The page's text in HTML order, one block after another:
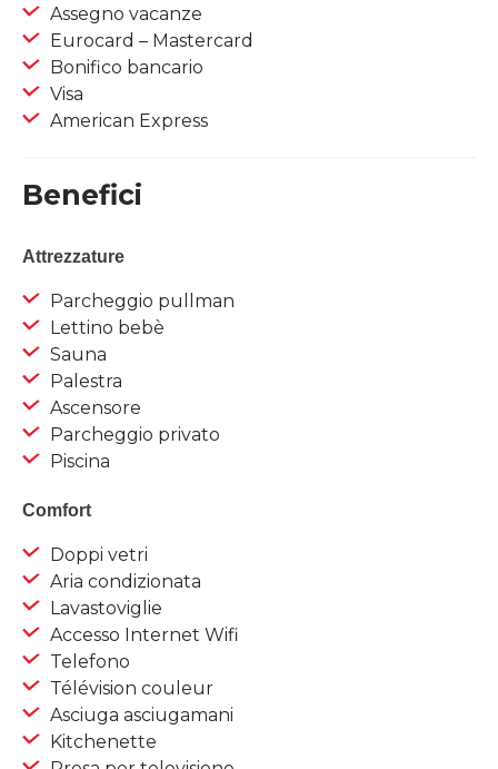
Assegno vacanze
Eurocard – Mastercard
Bonifico bancario
Visa
American Express
Benefici
Attrezzature
Parcheggio pullman
Lettino bebè
Sauna
Palestra
Ascensore
Parcheggio privato
Piscina
Comfort
Doppi vetri
Aria condizionata
Lavastoviglie
Accesso Internet Wifi
Telefono
Télévision couleur
Asciuga asciugamani
Kitchenette